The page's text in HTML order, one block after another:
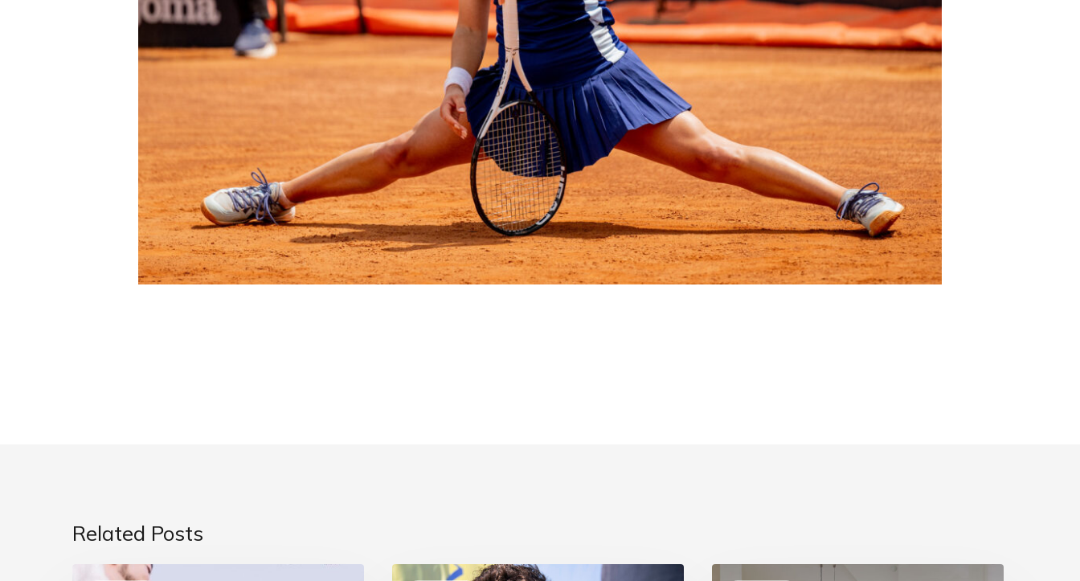
Related Posts